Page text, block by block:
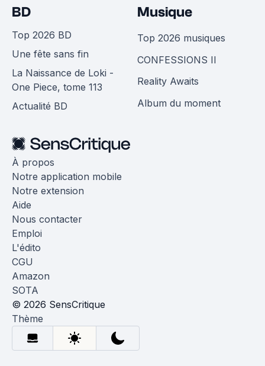
BD
Top 2026 BD
Une fête sans fin
La Naissance de Loki -
One Piece, tome 113
Actualité BD
Musique
Top 2026 musiques
CONFESSIONS II
Reality Awaits
Album du moment
À propos
Notre application mobile
Notre extension
Aide
Nous contacter
Emploi
L'édito
CGU
Amazon
SOTA
© 2026 SensCritique
Thème